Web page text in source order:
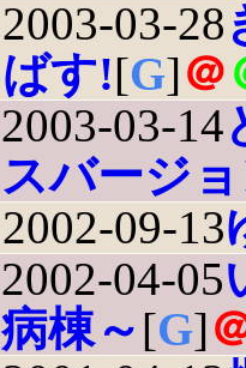
2003-03-28
ばす![G]＠
2003-03-14
スバージ
2002-09-13
2002-04-05
病棟～[G]